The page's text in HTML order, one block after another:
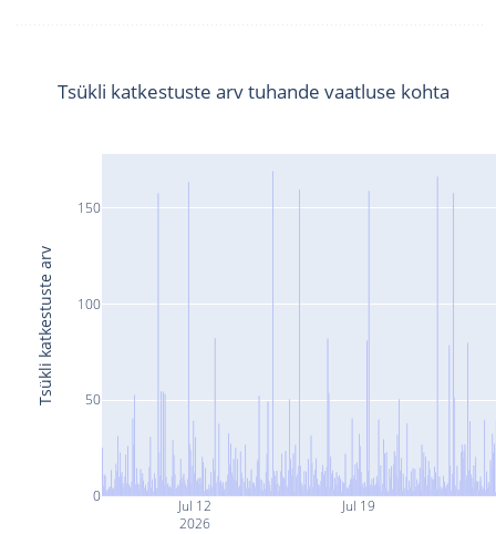
Jul 12
2026
Jul 19
0
50
100
150
Tsükli katkestuste arv tuhande vaatluse kohta
Tsükli katkestuste arv